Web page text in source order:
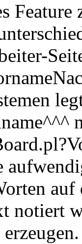
notiert